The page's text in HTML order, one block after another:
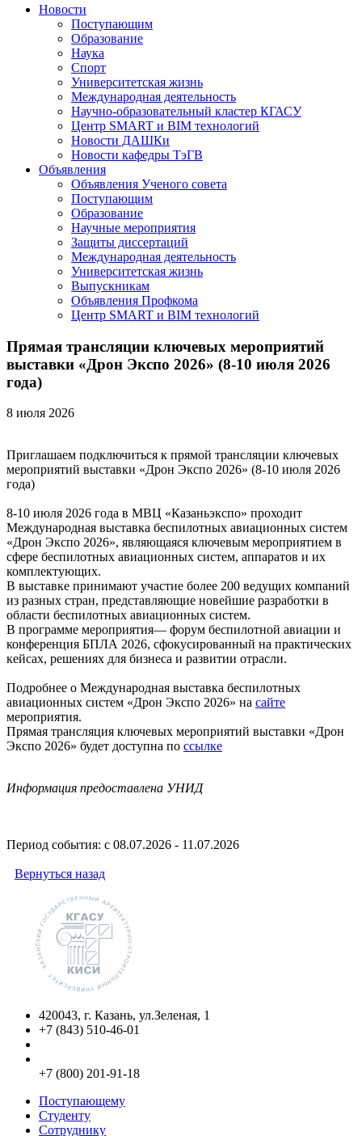
Новости
Поступающим
Образование
Наука
Спорт
Университетская жизнь
Международная деятельность
Научно-образовательный кластер КГАСУ
Центр SMART и BIM технологий
Новости ДАШКи
Новости кафедры ТэГВ
Объявления
Объявления Ученого совета
Поступающим
Образование
Научные мероприятия
Защиты диссертаций
Международная деятельность
Университетская жизнь
Выпускникам
Объявления Профкома
Центр SMART и BIM технологий
Прямая трансляции ключевых мероприятий
выставки «Дрон Экспо 2026» (8-10 июля 2026
года)
8 июля 2026
Приглашаем подключиться к прямой трансляции ключевых
мероприятий выставки «Дрон Экспо 2026» (8-10 июля 2026
года)
8-10 июля 2026 года в МВЦ «Казаньэкспо» проходит
Международная выставка беспилотных авиационных систем
«Дрон Экспо 2026», являющаяся ключевым мероприятием в
сфере беспилотных авиационных систем, аппаратов и их
комплектующих.
В выставке принимают участие более 200 ведущих компаний
из разных стран, представляющие новейшие разработки в
области беспилотных авиационных систем.
В программе мероприятия— форум беспилотной авиации и
конференция БПЛА 2026, сфокусированный на практических
кейсах, решениях для бизнеса и развитии отрасли.
Подробнее о Международная выставка беспилотных
авиационных систем «Дрон Экспо 2026» на сайте
мероприятия.
Прямая трансляция ключевых мероприятий выставки «Дрон
Экспо 2026» будет доступна по ссылке
Информация предоставлена УНИД
Период события: с 08.07.2026 - 11.07.2026
Вернуться назад
420043, г. Казань, ул.Зеленая, 1
+7 (843) 510-46-01
+7 (800) 201-91-18
Поступающему
Студенту
Сотруднику